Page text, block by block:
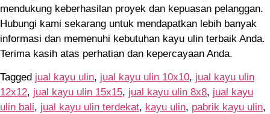
mendukung keberhasilan proyek dan kepuasan pelanggan.
Hubungi kami sekarang untuk mendapatkan lebih banyak
informasi dan memenuhi kebutuhan kayu ulin terbaik Anda.
Terima kasih atas perhatian dan kepercayaan Anda.
Tagged jual kayu ulin, jual kayu ulin 10x10, jual kayu ulin
12x12, jual kayu ulin 15x15, jual kayu ulin 8x8, jual kayu
ulin bali, jual kayu ulin terdekat, kayu ulin, pabrik kayu ulin,